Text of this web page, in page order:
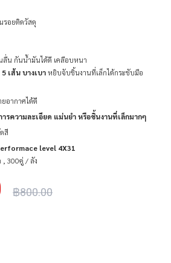
รอยติดวัสดุ
ลื่น กันน้ำมันได้ดี เคลือบหนา
เส้นบางเบาหยิบจับชิ้นงานที่เล็กได้กระชับมือ
อากาศได้ดี
ารความละเอียด แม่นยำ หรือชิ้นงานที่เล็กมากๆ
สี
level 4X31
300คู่ / ลัง
฿800.00